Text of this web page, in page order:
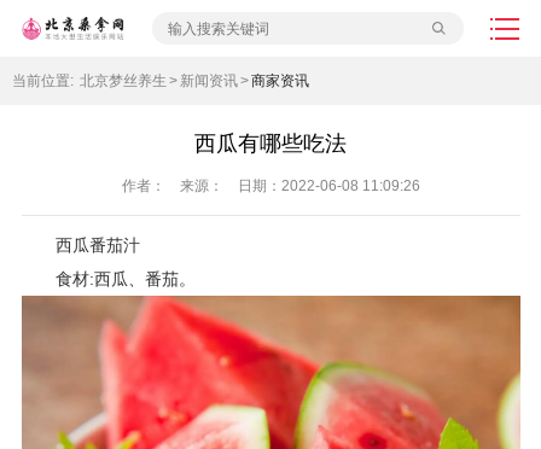
当前位置: 北京梦丝养生 > 新闻资讯>商家资讯
西瓜有哪些吃法
作者： 来源： 日期：2022-06-08 11:09:26
西瓜番茄汁
食材:西瓜、番茄。